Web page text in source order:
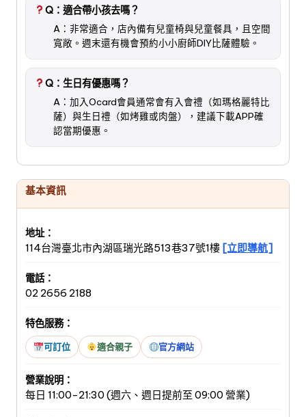
Q：適合帶小孩去嗎？
A：非常適合，店內備有兒童椅與兒童餐具，且空間
寬敞。週末還有機會預約小小廚師DIY比薩體驗。
Q：生日有優惠嗎？
A：加入Ocard會員通常會有入會禮（如瑪格麗特比
薩）與生日禮（如烤雞或肉盤），建議下載APP確
認當期優惠。
基本資訊
地址：
114台灣臺北市內湖區瑞光路513巷37號1樓 [立即導航]
電話：
02 2656 2188
特色服務：
可訂位 適合親子 官方網站
營業說明：
每日 11:00-21:30 (週六、週日提前至 09:00 營業)